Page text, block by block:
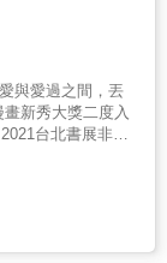
蘭度形象作為參
廉——一位帶有
削、無鬍、銳利
利文學與漫畫評
那哈在《玫瑰的
識到作品所潛藏
寓言與道德的多
義」層次，則仍
艾可的原著中，
爭，本身即是一
否能夠達成畢生
議會」，政治反
，國家被極速蘇
蘇維埃政權對各
強制驅逐行動，
到流放。《西伯
是在第一次大規
時大約有17,600
含科米、阿爾
名是兒童，他們
死亡的摧殘。被
和伐木區從事無
一個個男人心目
仕途，能獲得更
成人身，甚至得
的狐狸，從此選
狐在金榜提名
酷…… ◆本書特
形這個常見的題
主要角色生動可
人，劇情環環相
都有新的體悟，
豐富，探討了男
教、哲學、懸
之死，一步步
場宗教思想、知
思想如何與封建
，將給我們什麼
喜歡的義大利漫
像是完成度極高
來看，又能發現
看見漫畫藝術性
過小説，看過
瑰不管叫什麼名
與愛過之間，丟
新秀大獎二度入
台北書展非小
家Mangasick李屏
│慢工出版社總
評&阿力金吉兒│